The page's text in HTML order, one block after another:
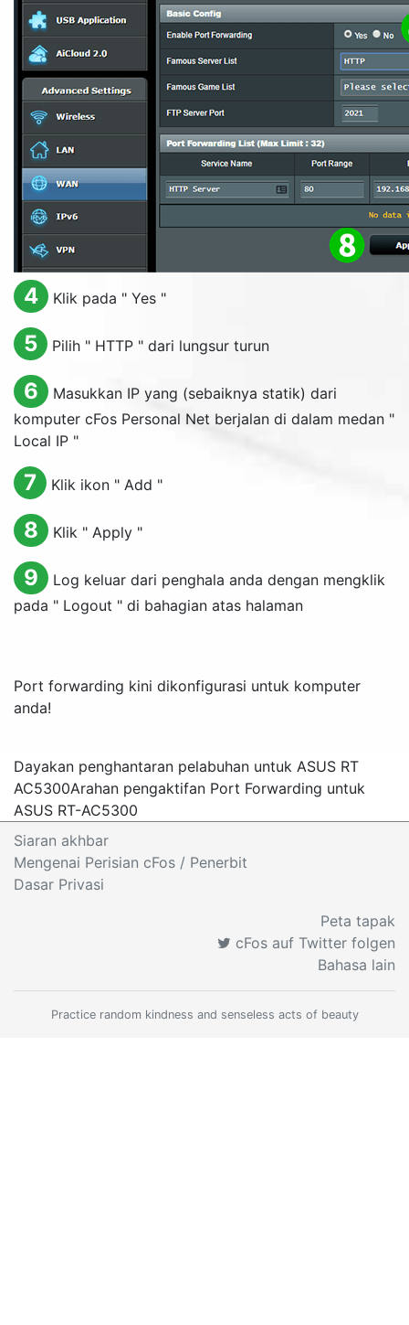
4 Klik pada " Yes"
5 Pilih " HTTP" dari lungsur turun
6
Masukkan IP yang (sebaiknya statik) dari
komputer cFos Personal Net berjalan di dalam medan "
Local IP "
7 Klik ikon " Add "
8 Klik " Apply"
9
Log keluar dari penghala anda dengan mengklik
pada " Logout " di bahagian atas halaman
Port forwarding kini dikonfigurasi untuk komputer
anda!
Dayakan penghantaran pelabuhan untuk ASUS RT
AC5300Arahan pengaktifan Port Forwarding untuk
ASUS RT-AC5300
Siaran akhbar
Mengenai Perisian cFos / Penerbit
Dasar Privasi
Peta tapak
cFos auf Twitter folgen
Bahasa lain
Practice random kindness and senseless acts of beauty